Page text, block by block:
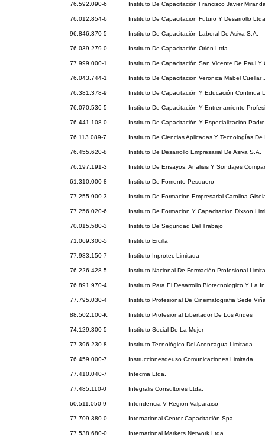
76.592.090-6 Instituto De Capacitación Francisco Javier
76.012.854-6 Instituto De Capacitacion Futuro Y Desarrollo Ltda
96.846.370-5 Instituto De Capacitación Laboral De Asiva S.A.
76.039.279-0 Instituto De Capacitación Orión Ltda.
77.999.000-1 Instituto De Capacitación San Vicente De Paul Y
76.043.744-1 Instituto De Capacitacion Veronica Mabel Cuellar
76.381.378-9 Instituto De Capacitación Y Educación Continua
76.070.536-5 Instituto De Capacitación Y Entrenamiento
76.441.108-0 Instituto De Capacitación Y Especialización
76.113.089-7 Instituto De Ciencias Aplicadas Y Tecnologías De
76.455.620-8 Instituto De Desarrollo Empresarial De Asiva S.A.
76.197.191-3 Instituto De Ensayos, Analisis Y Sondajes
61.310.000-8 Instituto De Fomento Pesquero
77.255.900-3 Instituto De Formacion Empresarial Carolina
77.256.020-6 Instituto De Formacion Y Capacitacion Dixson
70.015.580-3 Instituto De Seguridad Del Trabajo
71.069.300-5 Instituto Ercilla
77.983.150-7 Instituto Inprotec Limitada
76.226.428-5 Instituto Nacional De Formación Profesional
76.891.970-4 Instituto Para El Desarrollo Biotecnologico Y La
77.795.030-4 Instituto Profesional De Cinematografia Sede
88.502.100-K Instituto Profesional Libertador De Los Andes
74.129.300-5 Instituto Social De La Mujer
77.396.230-8 Instituto Tecnológico Del Aconcagua Limitada.
76.459.000-7 Instruccionesdeuso Comunicaciones Limitada
77.410.040-7 Intecma Ltda.
77.485.110-0 Integralis Consultores Ltda.
60.511.050-9 Intendencia V Region Valparaiso
77.709.380-0 International Center Capacitación Spa
77.538.680-0 International Markets Network Ltda.